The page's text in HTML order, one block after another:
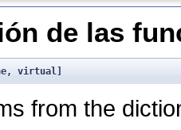
de las
virtual]
from the